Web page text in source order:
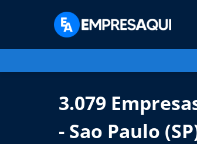
3.079
- Sao Paulo